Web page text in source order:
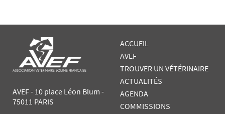
AVEF - 10 place Léon Blum -
75011 PARIS
ACCUEIL
AVEF
TROUVER UN VÉTÉRINAIRE
ACTUALITÉS
AGENDA
COMMISSIONS